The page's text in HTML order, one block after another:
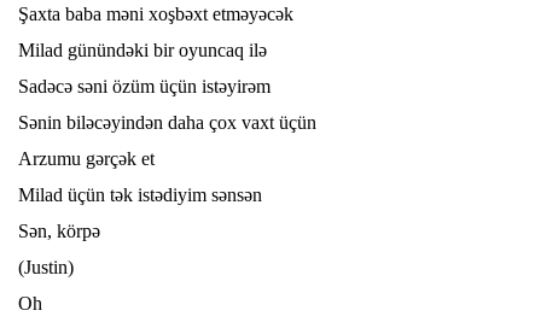
Şaxta baba məni xoşbəxt etməyəcək
Milad günündəki bir oyuncaq ilə
Sadəcə səni özüm üçün istəyirəm
Sənin biləcəyindən daha çox vaxt üçün
Arzumu gərçək et
Milad üçün tək istədiyim sənsən
Sən, körpə
(Justin)
Oh